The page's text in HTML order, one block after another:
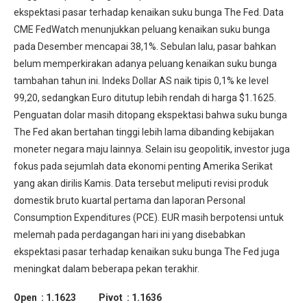
ekspektasi pasar terhadap kenaikan suku bunga The Fed. Data
CME FedWatch menunjukkan peluang kenaikan suku bunga
pada Desember mencapai 38,1%. Sebulan lalu, pasar bahkan
belum memperkirakan adanya peluang kenaikan suku bunga
tambahan tahun ini. Indeks Dollar AS naik tipis 0,1% ke level
99,20, sedangkan Euro ditutup lebih rendah di harga $1.1625.
Penguatan dolar masih ditopang ekspektasi bahwa suku bunga
The Fed akan bertahan tinggi lebih lama dibanding kebijakan
moneter negara maju lainnya. Selain isu geopolitik, investor juga
fokus pada sejumlah data ekonomi penting Amerika Serikat
yang akan dirilis Kamis. Data tersebut meliputi revisi produk
domestik bruto kuartal pertama dan laporan Personal
Consumption Expenditures (PCE). EUR masih berpotensi untuk
melemah pada perdagangan hari ini yang disebabkan
ekspektasi pasar terhadap kenaikan suku bunga The Fed juga
meningkat dalam beberapa pekan terakhir.
Open : 1.1623 Pivot : 1.1636